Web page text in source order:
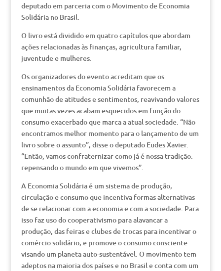
deputado em parceria com o Movimento de Economia
Solidária no Brasil.
O livro está dividido em quatro capítulos que abordam
ações relacionadas às finanças, agricultura familiar,
juventude e mulheres.
Os organizadores do evento acreditam que os
ensinamentos da Economia Solidária favorecem a
comunhão de atitudes e sentimentos, reavivando valores
que muitas vezes acabam esquecidos em função do
consumo exacerbado que marca a atual sociedade. “Não
encontramos melhor momento para o lançamento de um
livro sobre o assunto”, disse o deputado Eudes Xavier.
“Então, vamos confraternizar como já é nossa tradição:
repensando o mundo em que vivemos”.
A Economia Solidária é um sistema de produção,
circulação e consumo que incentiva formas alternativas
de se relacionar com a economia e com a sociedade. Para
isso faz uso do cooperativismo para alavancar a
produção, das feiras e clubes de trocas para incentivar o
comércio solidário, e promove o consumo consciente
visando um planeta auto-sustentável. O movimento tem
adeptos na maioria dos países e no Brasil e conta com um